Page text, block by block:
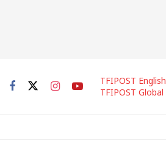
TFIPOST English
TFIPOST Global